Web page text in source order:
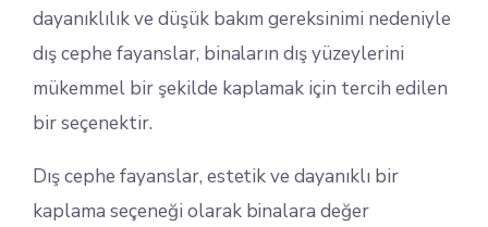
dayanıklılık ve düşük bakım gereksinimi nedeniyle
dış cephe fayanslar, binaların dış yüzeylerini
mükemmel bir şekilde kaplamak için tercih edilen
bir seçenektir.
Dış cephe fayanslar, estetik ve dayanıklı bir
kaplama seçeneği olarak binalara değer